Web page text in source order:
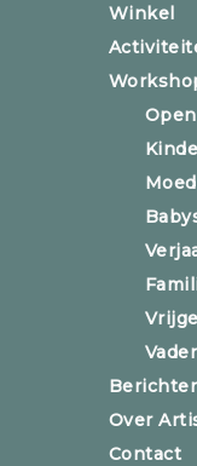
Winkel
Over
Contact